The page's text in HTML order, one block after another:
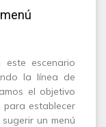
escenario
la línea de
el objetivo
para establecer
un menú